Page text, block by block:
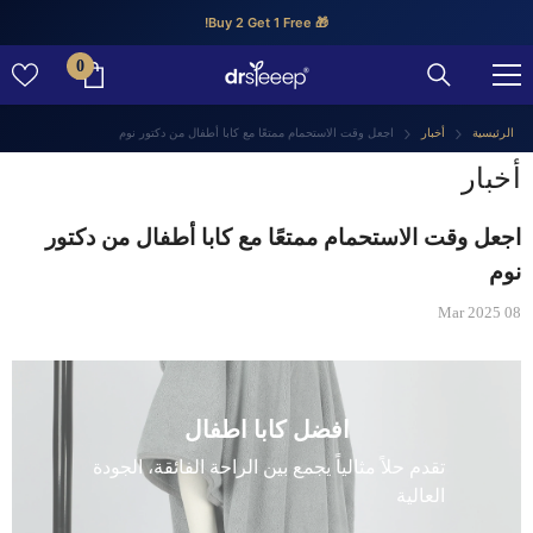
🎁 Buy 2 Get 1 Free!
0
0
الرئيسية أخبار اجعل وقت الاستحمام ممتعًا مع كابا أطفال من دكتور نوم
أخبار
اجعل وقت الاستحمام ممتعًا مع كابا أطفال من دكتور
نوم
08 Mar 2025
افضل كابا اطفال
تقدم حلاً مثالياً يجمع بين الراحة الفائقة، الجودة
العالية